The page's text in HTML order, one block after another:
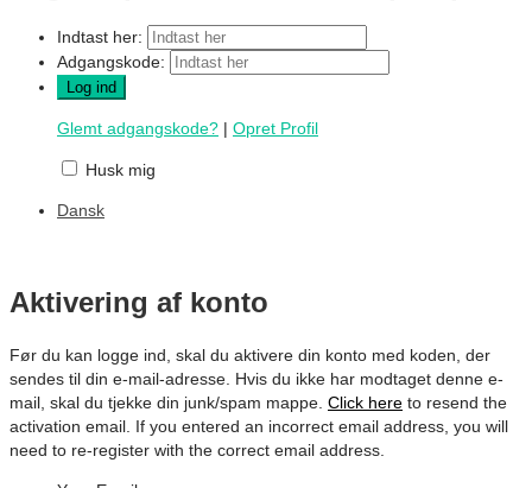
Indtast her:
Adgangskode:
Glemt adgangskode? | Opret Profil
Husk mig
Dansk
Aktivering af konto
Før du kan logge ind, skal du aktivere din konto med koden, der
sendes til din e-mail-adresse. Hvis du ikke har modtaget denne e-
mail, skal du tjekke din junk/spam mappe. Click here to resend the
activation email. If you entered an incorrect email address, you will
need to re-register with the correct email address.